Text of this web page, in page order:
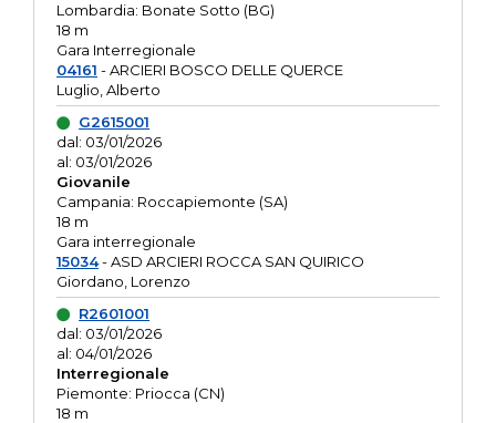
Lombardia: Bonate Sotto (BG)
18 m
Gara Interregionale
04161 - ARCIERI BOSCO DELLE QUERCE
Luglio, Alberto
G2615001
dal: 03/01/2026
al: 03/01/2026
Giovanile
Campania: Roccapiemonte (SA)
18 m
Gara interregionale
15034- ASD ARCIERI ROCCA SAN QUIRICO
Giordano, Lorenzo
R2601001
dal: 03/01/2026
al: 04/01/2026
Interregionale
Piemonte: Priocca (CN)
18 m